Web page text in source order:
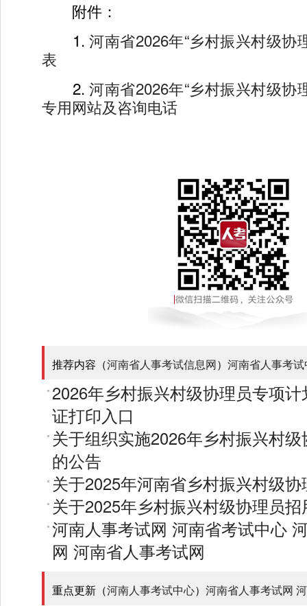
附件：
1.河南省2026年“乡村振兴村级协
表
2.河南省2026年“乡村振兴村级协
专用网站及咨询电话
推荐内容（河南省人事考试信息网） 河南省人事考
2026年乡村振兴村级协理员专项
证打印入口
关于组织实施2026年乡村振兴村
的公告
关于2025年河南省乡村振兴村级
关于2025年乡村振兴村级协理员
河南人事考试网 河南省考试中心
网 河南省人事考试网
重点更新（河南人事考试中心） 河南省人事考试网